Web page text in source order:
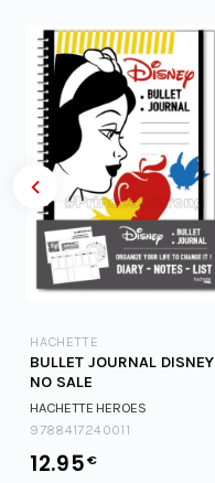
HACHETTE
BULLET JOURNAL DISNEY
NO SALE
HACHETTE HEROES
9788417240011
12.95€